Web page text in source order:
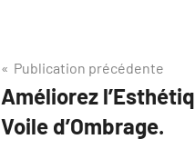
Navigation
de
l’article
Publication précédente
Améliorez
Voile d’Ombrage.